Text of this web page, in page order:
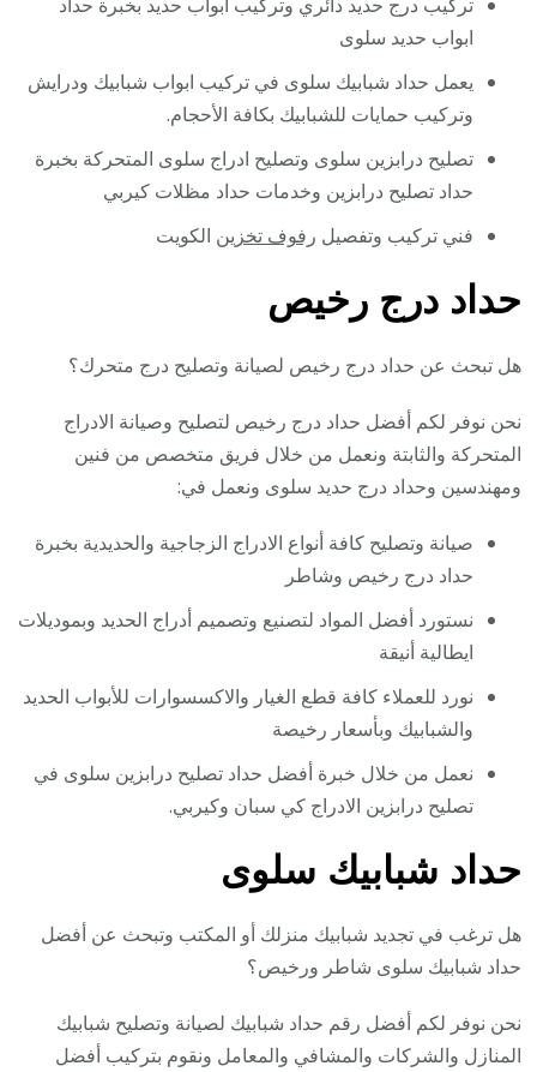
ابواب حديد سلوى
يعمل حداد شبابيك سلوى في تركيب ابواب شبابيك ودرايش
وتركيب حمايات للشبابيك بكافة الأحجام.
تصليح درابزين سلوى وتصليح ادراج سلوى المتحركة بخبرة
حداد تصليح درابزين وخدمات حداد مظلات كيربي
فني تركيب وتفصيل رفوف تخزين الكويت
حداد درج رخيص
هل تبحث عن حداد درج رخيص لصيانة وتصليح درج متحرك؟
نحن نوفر لكم أفضل حداد درج رخيص لتصليح وصيانة الادراج
المتحركة والثابتة ونعمل من خلال فريق متخصص من فنين
ومهندسين وحداد درج حديد سلوى ونعمل في:
صيانة وتصليح كافة أنواع الادراج الزجاجية والحديدية بخبرة
حداد درج رخيص وشاطر
نستورد أفضل المواد لتصنيع وتصميم أدراج الحديد وبموديلات
ايطالية أنيقة
نورد للعملاء كافة قطع الغيار والاكسسوارات للأبواب الحديد
والشبابيك وبأسعار رخيصة
نعمل من خلال خبرة أفضل حداد تصليح درابزين سلوى في
تصليح درابزين الادراج كي سبان وكيربي.
حداد شبابيك سلوى
هل ترغب في تجديد شبابيك منزلك أو المكتب وتبحث عن أفضل
حداد شبابيك سلوى شاطر ورخيص؟
نحن نوفر لكم أفضل رقم حداد شبابيك لصيانة وتصليح شبابيك
المنازل والشركات والمشافي والمعامل ونقوم بتركيب أفضل